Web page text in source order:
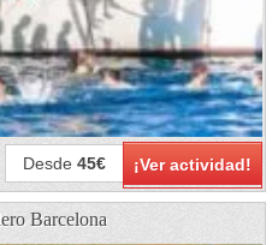
¡Ver actividad!
Desde 45€
Barcelona